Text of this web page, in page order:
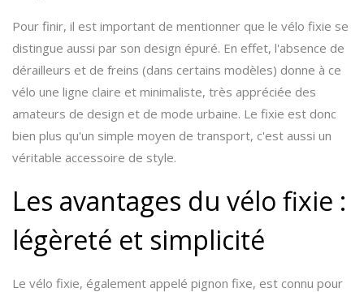
Pour finir, il est important de mentionner que le vélo fixie se
distingue aussi par son design épuré. En effet, l'absence de
dérailleurs et de freins (dans certains modèles) donne à ce
vélo une ligne claire et minimaliste, très appréciée des
amateurs de design et de mode urbaine. Le fixie est donc
bien plus qu'un simple moyen de transport, c'est aussi un
véritable accessoire de style.
Les avantages du vélo fixie :
légèreté et simplicité
Le vélo fixie, également appelé pignon fixe, est connu pour